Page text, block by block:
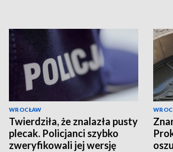
WROCŁAW
Twierdziła, że znalazła pusty
plecak. Policjanci szybko
zweryfikowali jej wersję